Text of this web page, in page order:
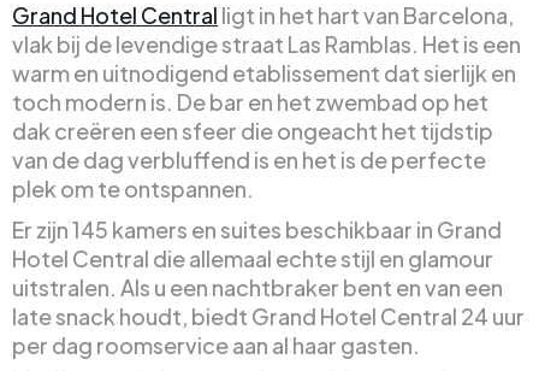
Grand Hotel Central ligt in het hart van Barcelona,
vlak bij de levendige straat Las Ramblas. Het is een
warm en uitnodigend etablissement dat sierlijk en
toch modern is. De bar en het zwembad op het
dak creëren een sfeer die ongeacht het tijdstip
van de dag verbluffend is en het is de perfecte
plek om te ontspannen.
Er zijn 145 kamers en suites beschikbaar in Grand
Hotel Central die allemaal echte stijl en glamour
uitstralen. Als u een nachtbraker bent en van een
late snack houdt, biedt Grand Hotel Central 24 uur
per dag roomservice aan al haar gasten.